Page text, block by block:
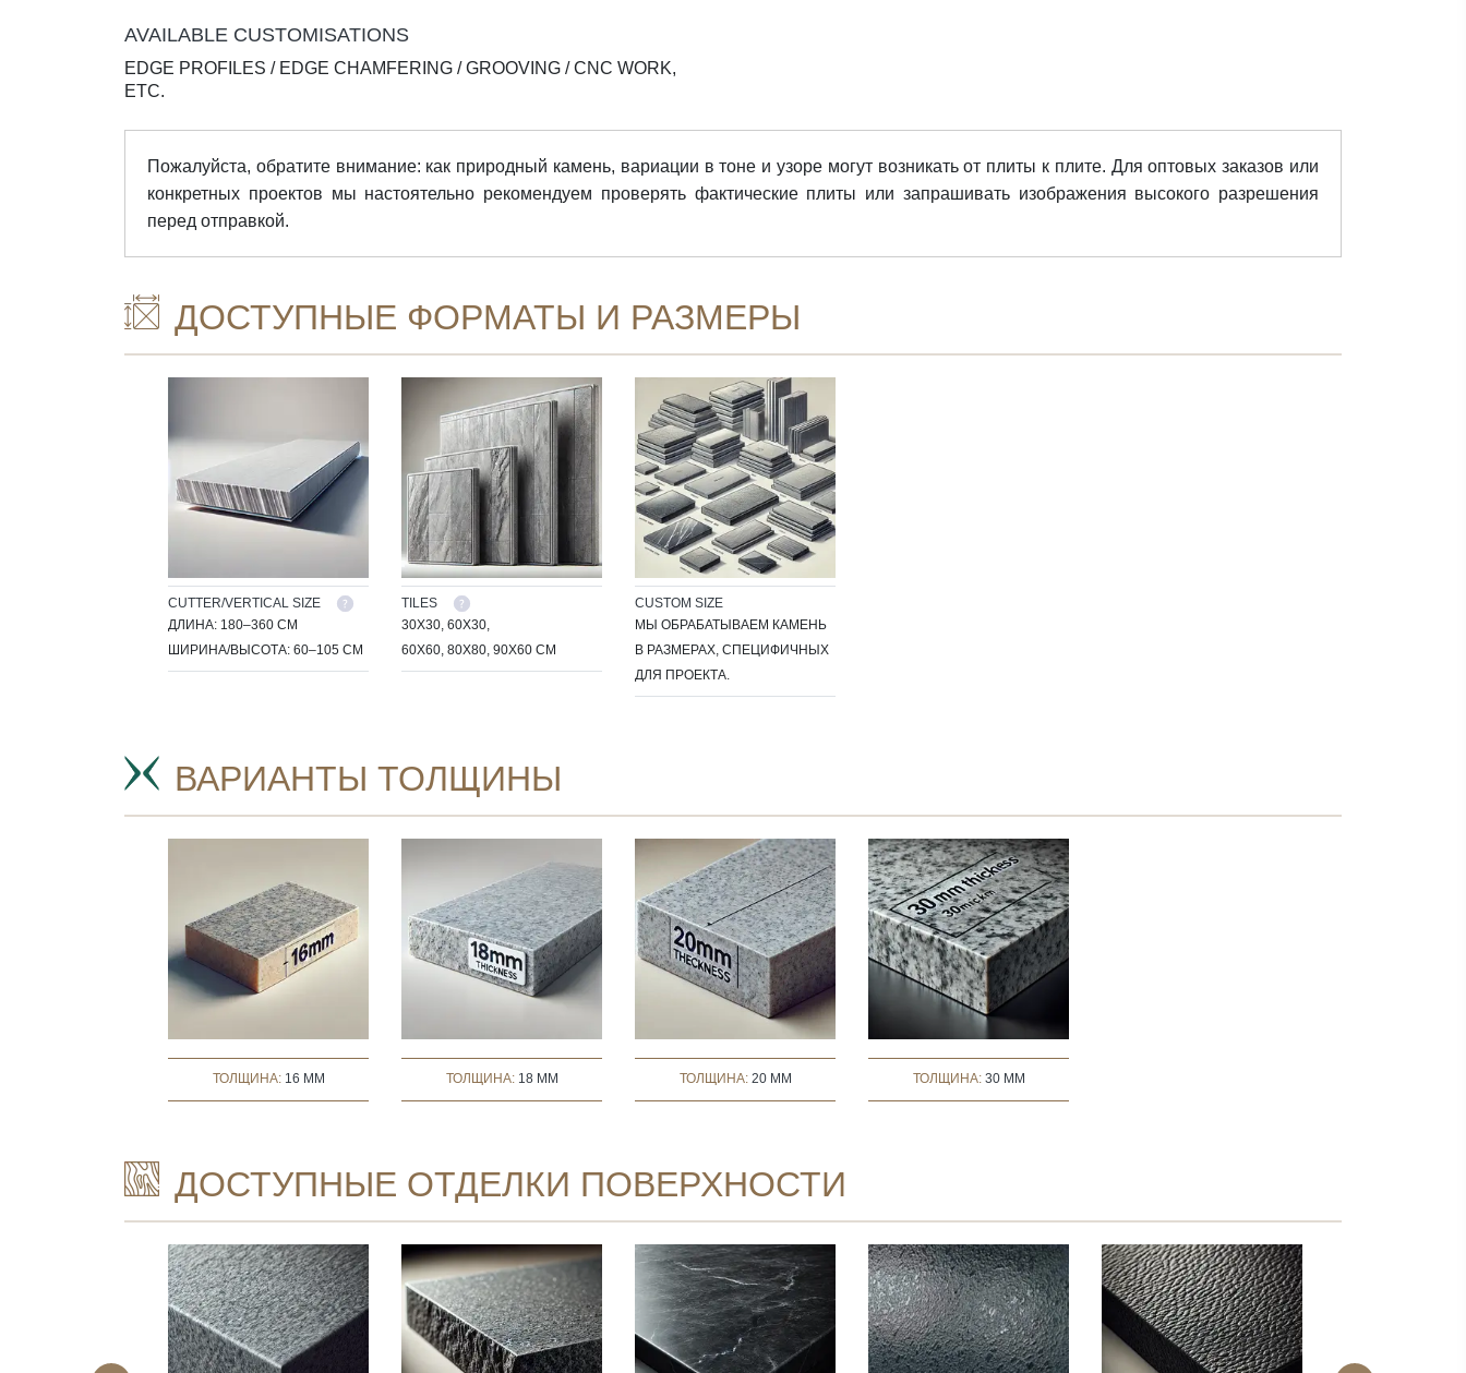
AVAILABLE CUSTOMISATIONS
EDGE PROFILES / EDGE CHAMFERING / GROOVING / CNC WORK,
ETC.
Пожалуйста, обратите внимание: как природный камень, вариации в тоне и узоре могут возникать от плиты к плите. Для оптовых заказов или
конкретных проектов мы настоятельно рекомендуем проверять фактические плиты или запрашивать изображения высокого разрешения
перед отправкой.
ДОСТУПНЫЕ ФОРМАТЫ И РАЗМЕРЫ
CUTTER/VERTICAL SIZE
ДЛИНА: 180–360 СМ
ШИРИНА/ВЫСОТА: 60–105 СМ
TILES
30X30, 60X30,
60X60, 80X80, 90X60 СМ
CUSTOM SIZE
МЫ ОБРАБАТЫВАЕМ КАМЕНЬ
В РАЗМЕРАХ, СПЕЦИФИЧНЫХ
ДЛЯ ПРОЕКТА.
ВАРИАНТЫ ТОЛЩИНЫ
ТОЛЩИНА: 16 MM ТОЛЩИНА: 18 MM ТОЛЩИНА: 20 MM ТОЛЩИНА: 30 MM
ДОСТУПНЫЕ ОТДЕЛКИ ПОВЕРХНОСТИ